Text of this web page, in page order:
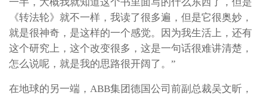
《转法轮》就不一样，我读了很多遍，但是它很奥妙，
就是很神奇，是这样的一个感觉。因为我生活上，还有
这个研究上，这个改变很多，这是一句话很难讲清楚，
怎么说呢，就是我的思路很开阔了。”
在地球的另一端，ABB集团德国公司前副总裁吴文昕，